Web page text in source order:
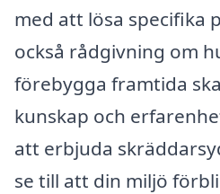
med att lösa specifika
också rådgivning om
förebygga framtida
kunskap och
att erbjuda
se till att din miljö